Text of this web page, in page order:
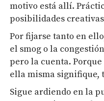
motivo está allí.
posibilidades
Por fijarse tanto en
el smog o la
pero la cuenta. Porque
ella misma signifique,
Sigue ardiendo en la